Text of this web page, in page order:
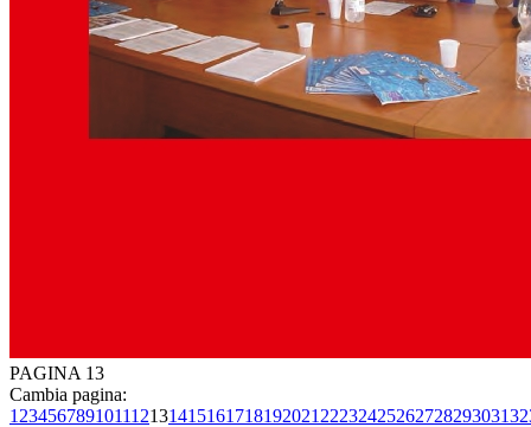
PAGINA 13
Cambia pagina:
1 23456789101112131415161718192021 2223242526272829303132